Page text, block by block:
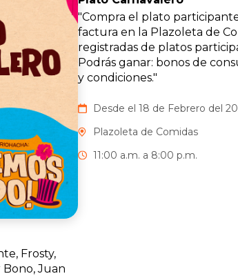
"Compra el plato
factura en la Plazoleta de
registradas de platos
Podrás ganar: bonos de
y condiciones."
Desde el 18 de Febrero del
Plazoleta de Comidas
11:00 a.m. a 8:00 p.m.
Frosty,